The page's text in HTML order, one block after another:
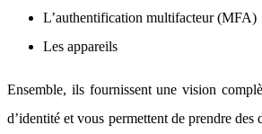
L’authentification multifacteur (MFA)
Les appareils
Ensemble, ils fournissent une vision
d’identité et vous permettent de prendre des